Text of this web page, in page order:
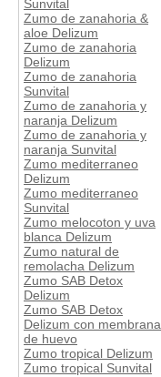
Sunvital
Zumo de zanahoria &
aloe Delizum
Zumo de zanahoria
Delizum
Zumo de zanahoria
Sunvital
Zumo de zanahoria y
naranja Delizum
Zumo de zanahoria y
naranja Sunvital
Zumo mediterraneo
Delizum
Zumo mediterraneo
Sunvital
Zumo melocoton y uva
blanca Delizum
Zumo natural de
remolacha Delizum
Zumo SAB Detox
Delizum
Zumo SAB Detox
Delizum con membrana
de huevo
Zumo tropical Delizum
Zumo tropical Sunvital